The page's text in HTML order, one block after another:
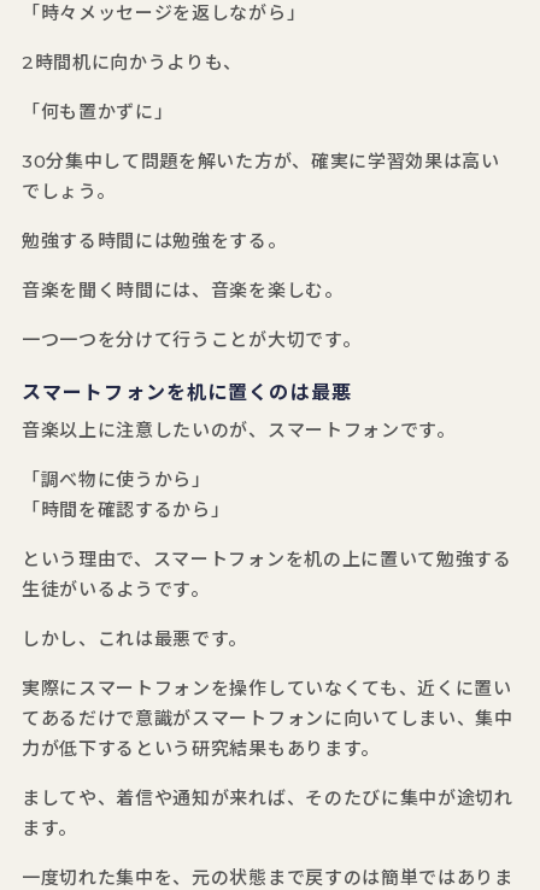
「時々メッセージを返しながら」
2時間机に向かうよりも、
「何も置かずに」
30分集中して問題を解いた方が、確実に学習効果は高い
でしょう。
勉強する時間には勉強をする。
音楽を聞く時間には、音楽を楽しむ。
一つ一つを分けて行うことが大切です。
スマートフォンを机に置くのは最悪
音楽以上に注意したいのが、スマートフォンです。
「調べ物に使うから」
「時間を確認するから」
という理由で、スマートフォンを机の上に置いて勉強する
生徒がいるようです。
しかし、これは最悪です。
実際にスマートフォンを操作していなくても、近くに置い
てあるだけで意識がスマートフォンに向いてしまい、集中
力が低下するという研究結果もあります。
ましてや、着信や通知が来れば、そのたびに集中が途切れ
ます。
一度切れた集中を、元の状態まで戻すのは簡単ではありま